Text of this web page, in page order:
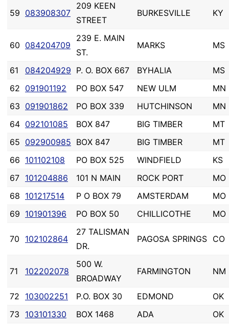
59 083908307
209 KEEN
STREET
BURKESVILLE KY
60 084204709
239 E. MAIN
ST.
MARKS MS
61 084204929 P. O. BOX 667 BYHALIA
MS
62 091901192 PO BOX 547 NEW ULM
MN
63 091901862 PO BOX 339 HUTCHINSON
MN
64 092101085 BOX 847 BIG TIMBER
MT
65 092900985 BOX 847 BIG TIMBER
MT
66 101102108 PO BOX 525 WINDFIELD
KS
67 101204886 101 N MAIN ROCK PORT
MO
68 101217514 P O BOX 79 AMSTERDAM
MO
69 101901396 PO BOX 50 CHILLICOTHE MO
70 102102864
27 TALISMAN
DR.
PAGOSA SPRINGS CO
71 102202078
500 W.
BROADWAY
FARMINGTON NM
72 103002251 P.O. BOX 30 EDMOND
OK
73
103101330 BOX 1468 ADA
OK